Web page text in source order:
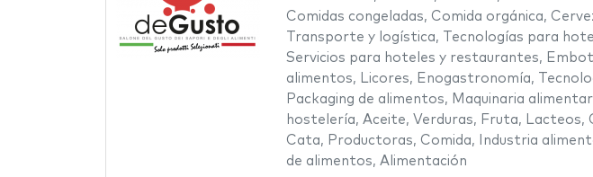
Comidas congeladas, Comida orgánica,
Transporte y logística, Tecnologías para
Servicios para hoteles y restaurantes,
alimentos, Licores, Enogastronomía,
Packaging de alimentos, Maquinaria
hostelería, Aceite, Verduras, Fruta, Lacteos,
Cata, Productoras, Comida, Industria
de alimentos, Alimentación